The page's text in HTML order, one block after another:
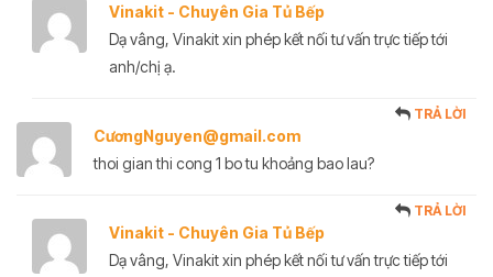
Vinakit - Chuyên Gia Tủ Bếp
Dạ vâng, Vinakit xin phép kết nối tư vấn trực tiếp tới
anh/chị ạ.
CươngNguyen@gmail.com
TRẢ LỜI
thoi gian thi cong 1 bo tu khoảng bao lau?
Vinakit - Chuyên Gia Tủ Bếp
TRẢ LỜI
Dạ vâng, Vinakit xin phép kết nối tư vấn trực tiếp tới